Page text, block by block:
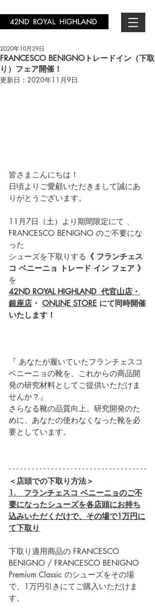
FRANCESCO BENIGNOトレードイン（下取
り）フェア開催！
2020年10月29日
更新日： 2020年11月9日
皆さまこんにちは！
日頃よりご愛顧いただきまして誠にあ
りがとうございます。
11月7日（土）より期間限定にて 、
FRANCESCO BENIGNO のご不要にな
った
シューズを下取りする 《 フランチェス
コ ベニーニョ トレード イン フェア 》
を
42ND ROYAL HIGHLAND  代官山店・
銀座店 ・ ONLINE STORE にて同時開催
いたします！
『 あなたが履いていたフランチェスコ
ベニーニョの靴を、これからの商品開
発の研究材料としてご提供いただけま
せんか？』
さらなる靴の品質向上、研究開発のた
めに、あなたの使わなくなった靴を必
要としています。
＜店頭での下取り方法＞
1.　フランチェスコ ベニーニョのご不
要になったシューズを各店頭にお持ち
込みいただくだけで、その場で1万円に
て下取り
下取り適用商品の FRANCESCO
BENIGNO / FRANCESCO BENIGNO
Premium Classic のシューズをその場
で、1万円引きにてご購入いただけま
す。